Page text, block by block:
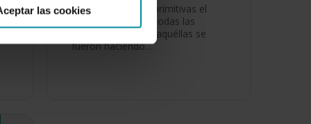
las cookiesEn las economías primitivas el
trueque satisfacía todas las
necesidades, pero aquéllas se
fueron haciendo…